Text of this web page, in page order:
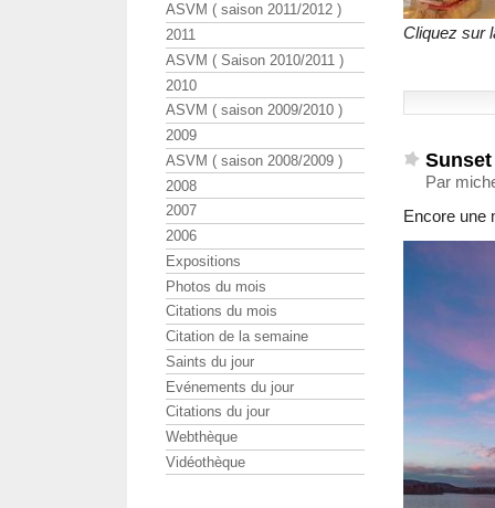
Cliquez sur
Par
Encore une
ASVM ( saison 2011/2012 )
2011
ASVM ( Saison 2010/2011 )
2010
ASVM ( saison 2009/2010 )
2009
ASVM ( saison 2008/2009 )
2008
2007
2006
Expositions
Photos du mois
Citations du mois
Citation de la semaine
Saints du jour
Evénements du jour
Citations du jour
Webthèque
Vidéothèque